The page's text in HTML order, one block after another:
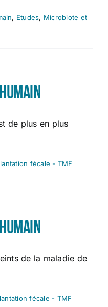
, Etudes, Microbiote et
de plus en plus
fécale - TMF
de la maladie de
fécale - TMF